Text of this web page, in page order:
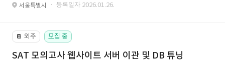
서울특별시 · 등록일자 2026.01.26.
📔 외주 모집 중
SAT 모의고사 웹사이트 서버 이관 및 DB 튜닝